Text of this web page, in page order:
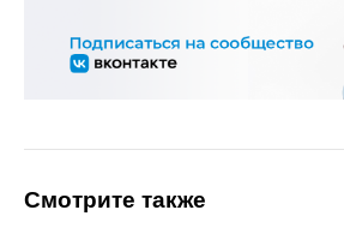
Смотрите также